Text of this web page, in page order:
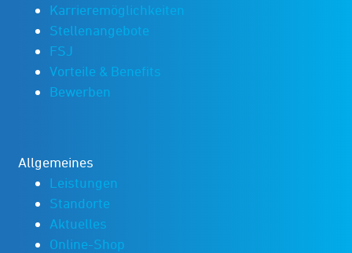
Karrieremöglichkeiten
Stellenangebote
FSJ
Vorteile & Benefits
Bewerben
Allgemeines
Leistungen
Standorte
Aktuelles
Online-Shop